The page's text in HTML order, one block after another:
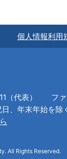
個人情報利用
（代表）
フ
、年末年始を除
All Rights Reserved.